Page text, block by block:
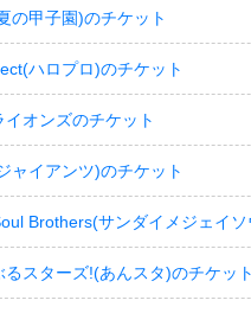
の甲子園)のチケット
ハロプロ)のチケット
イオンズのチケット
ャイアンツ)のチケット
Brothers(サンダイメジェイ
るスターズ!(あんスタ)のチケット